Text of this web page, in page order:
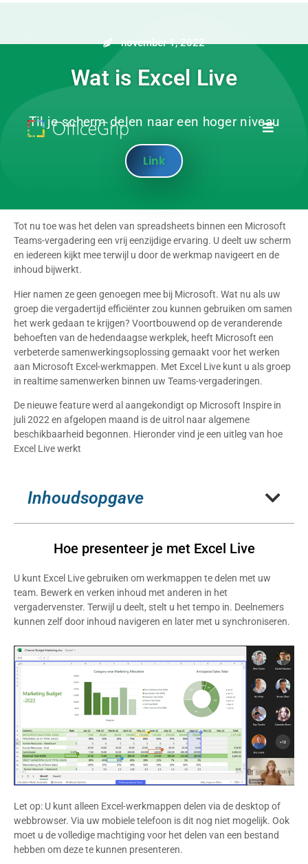
november 1, 2022
Wat is Excel Live
Til je scherm delen naar een hoger niveau
Link
Tot nu toe was het delen van spreadsheets binnen een Microsoft
Teams-vergadering een vrij eenzijdige ervaring. U deelt uw scherm
en iedereen kijkt mee terwijl u door de werkmap navigeert en de
inhoud bijwerkt.
Hier namen ze geen genoegen mee bij Microsoft. Wat nu als uw
groep die vergadertijd efficiënter zou kunnen gebruiken om samen
het werk gedaan te krijgen? Voortbouwend op de veranderende
behoeften van de hedendaagse werkplek, heeft Microsoft een
verbeterde samenwerkingsoplossing gemaakt voor het werken
aan Microsoft Excel-werkmappen. Met Excel Live kunt u als groep
in realtime samenwerken binnen uw Teams-vergaderingen.
De nieuwe feature werd al aangekondigt op Microsoft Inspire in
juli 2022 en afgelopen maand is de uitrol naar algemene
beschikbaarheid begonnen. Hieronder vind je een uitleg van hoe
Excel Live werkt
Inhoudsopgave
Hoe presenteer je met Excel Live
U kunt Excel Live gebruiken om werkmappen te delen met uw
team. Bewerk en verken inhoud met anderen in het
vergadervenster. Terwijl u deelt, stelt u het tempo in. Deelnemers
kunnen zelf door inhoud navigeren en later met u synchroniseren.
Let op: U kunt alleen Excel-werkmappen delen via de desktop of
webbrowser. Via uw mobiele telefoon is dit nog niet mogelijk. Ook
moet u de volledige machtiging voor het delen van een bestand
hebben om deze te kunnen presenteren.